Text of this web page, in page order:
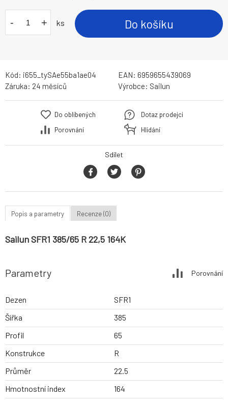
- + ks Do košíku
Kód: i655_tySAe55ba1ae04 EAN: 6959655439069
Záruka: 24 měsíců Výrobce: Sailun
Do oblíbených
Porovnání
Dotaz prodejci
Hlídání
Sdílet
Popis a parametry Recenze (0)
Sailun SFR1 385/65 R 22,5 164K
Parametry Porovnání
Dezen
SFR1
Šířka
385
Profil
65
Konstrukce
R
Průměr
22.5
Hmotnostní index
164